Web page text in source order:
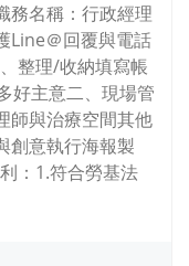
名稱：行政經理
Line＠回覆與電話
整理/收納填寫帳
好主意二、現場管
師與治療空間其他
創意執行海報製
：1.符合勞基法